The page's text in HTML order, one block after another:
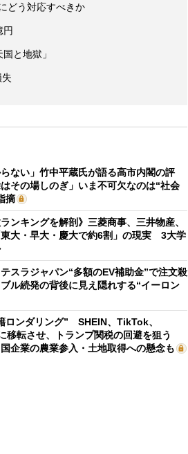
どう対応すべきか
円
と地獄」
ない」竹中平蔵氏が語る高市内閣の評
その場しのぎ」いま不可欠なのは“社会
摘
ンキングを解剖》三菱商事、三井物産、
大・早大・慶大で約6割」の現実 3大学
スラジャパン“多額のEV補助金”で注文殺
ル続発の背後に見え隠れする“イーロン
ロンダリング” SHEIN、TikTok、
移転させ、トランプ関税の回避を狙う
企業の農業参入・土地取得への懸念も